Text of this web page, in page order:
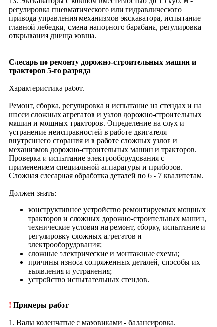
регулировка пневматического или гидравлического
привода управления механизмов экскаватора, испытание
главной лебедки, смена напорного барабана, регулировка
открывания днища ковша.
Слесарь по ремонту дорожно-строительных машин и
тракторов 5-го разряда
Характеристика работ.
Ремонт, сборка, регулировка и испытание на стендах и на
шасси сложных агрегатов и узлов дорожно-строительных
машин и мощных тракторов. Определение на слух и
устранение неисправностей в работе двигателя
внутреннего сгорания и в работе сложных узлов и
механизмов дорожно-строительных машин и тракторов.
Проверка и испытание электрооборудования с
применением специальной аппаратуры и приборов.
Сложная слесарная обработка деталей по 6 - 7 квалитетам.
Должен знать:
конструктивное устройство ремонтируемых мощных
тракторов и сложных дорожно-строительных машин,
технические условия на ремонт, сборку, испытание и
регулировку сложных агрегатов и
электрооборудования;
сложные электрические и монтажные схемы;
причины износа сопряженных деталей, способы их
выявления и устранения;
устройство испытательных стендов.
! Примеры работ
1. Валы коленчатые с маховиками - балансировка.